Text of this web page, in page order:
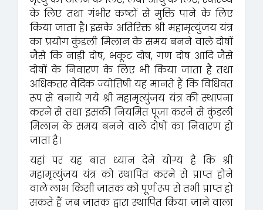
के लिए तथा गंभीर कष्टों से मुक्ति पाने के लिए
किया जाता है। इसके अतिरिक्त श्री महामृत्युंजय यंत्र
का प्रयोग कुंडली मिलान के समय बनने वाले दोषों
जैसे कि नाड़ी दोष, भकूट दोष, गण दोष आदि जैसे
दोषों के निवारण के लिए भी किया जाता है तथा
अधिकतर वैदिक ज्योतिषी यह मानते हैं कि विधिवत
रूप से बनाये गये श्री महामृत्युंजय यंत्र की स्थापना
करने से तथा इसकी नियमित पूजा करने से कुंडली
मिलान के समय बनने वाले दोषों का निवारण हो
जाता है।
यहां पर यह बात ध्यान देने योग्य है कि श्री
महामृत्युंजय यंत्र को स्थापित करने से प्राप्त होने
वाले लाभ किसी जातक को पूर्ण रूप से तभी प्राप्त हो
सकते हैं जब जातक द्वारा स्थापित किया जाने वाला